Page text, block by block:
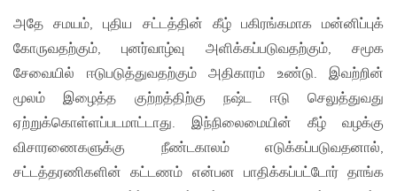
அதே சமயம், புதிய சட்டத்தின் கீழ் பகிரங்கமாக மன்னிப்புக்
கோருவதற்கும், புனர்வாழ்வு அளிக்கப்படுவதற்கும், சமூக
சேவையில் ஈடுபடுத்துவதற்கும் அதிகாரம் உண்டு. இவற்றின்
மூலம் இழைத்த குற்றத்திற்கு நஷ்ட ஈடு செலுத்துவது
ஏற்றுக்கொள்ளப்படமாட்டாது. இந்நிலைமையின் கீழ் வழக்கு
விசாரணைகளுக்கு நீண்டகாலம் எடுக்கப்படுவதனால்,
சட்டத்தரணிகளின் கட்டணம் என்பன பாதிக்கப்பட்டோர் தாங்க